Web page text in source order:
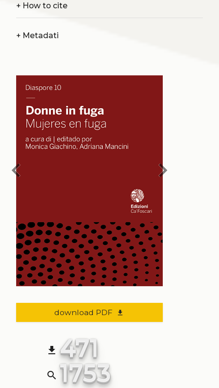
+How to cite
+Metadati
chevron_left chevron_right
download PDF file_download
file_download 471
search 1753